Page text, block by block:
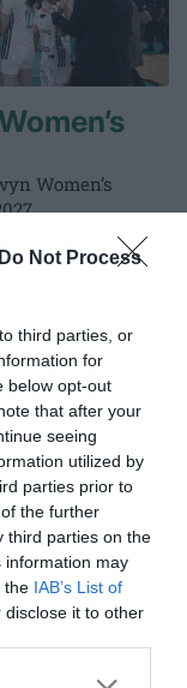
Do Not Process
third parties, or
for
below opt-out
that after your
seeing
utilized by
parties prior to
the further
third parties on the
information may
the IAB’s List of
it to other
or more Google
Women’s